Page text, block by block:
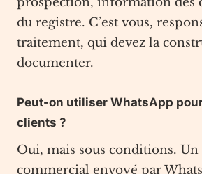
du registre. C’est vous,
traitement, qui devez la
documenter.
Peut-on utiliser WhatsApp
clients ?
Oui, mais sous conditions. Un
commercial envoyé par